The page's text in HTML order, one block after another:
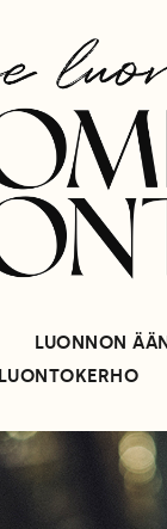
LUONNON
LUONTOKERHO